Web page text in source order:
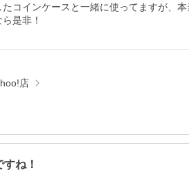
コインケースと一緒に使ってますが、本
是非！
店
ね！